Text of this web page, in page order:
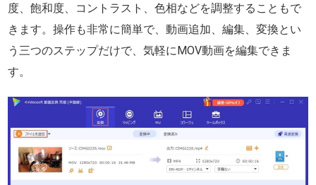
度、飽和度、コントラスト、色相などを調整することもで
きます。操作も非常に簡単で、動画追加、編集、変換とい
う三つのステップだけで、気軽にMOV動画を編集できま
す。